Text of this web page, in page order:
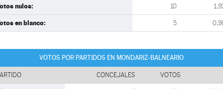
nulos: 10
en blanco: 5
VOTOS POR PARTIDOS EN MONDARIZ-BALNEARIO
CONCEJALES VOTOS